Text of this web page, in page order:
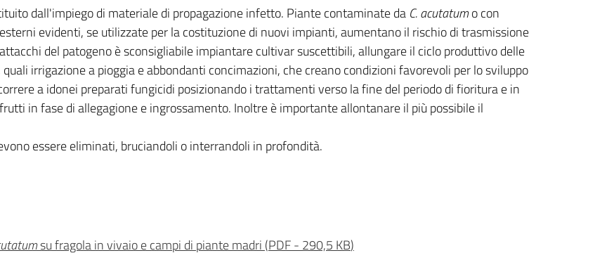
dall'impiego di materiale di propagazione infetto. Piante contaminate da C. acutatumo con
evidenti, se utilizzate per la costituzione di nuovi impianti, aumentano il rischio di trasmissione
del patogeno è sconsigliabile impiantare cultivar suscettibili, allungare il ciclo produttivo delle
irrigazione a pioggia e abbondanti concimazioni, che creano condizioni favorevoli per lo sviluppo
a idonei preparati fungicidi posizionando i trattamenti verso la fine del periodo di fioritura e in
in fase di allegagione e ingrossamento. Inoltre è importante allontanare il più possibile il
essere eliminati, bruciandoli o interrandoli in profondità.
su fragola in vivaio e campi di piante madri (PDF- 290,5 KB)